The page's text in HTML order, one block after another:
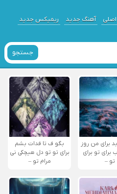
آهنگ جدید ریمیکس جدید
جستجو
برای من روز
تو برای
تو –
بگو ف تا فدات بشم
برای تو تو دل هیچکی نی
مرام تو –